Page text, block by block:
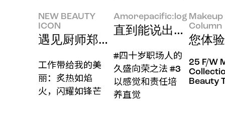
NEW BEAUTY
ICON
遇见厨师郑智善的新美丽
工作带给我的美
丽：炙热如焰
火，闪耀如锋芒
Amorepacific:log
直到能说出“现在这
#四十岁职场人的
久盛向荣之法 #3
以感觉和责任培
养直觉
Column
您体
25 F/W
Beauty